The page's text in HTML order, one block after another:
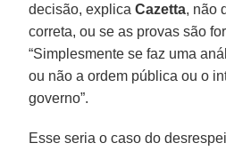
decisão, explicaCazetta, não
correta, ou se as provas são
“Simplesmente se faz uma
ou não a ordem pública ou o
governo”.
Esse seria o caso do